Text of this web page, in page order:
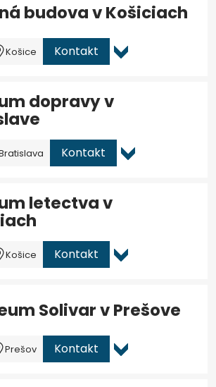
budova v Košiciach
Košice Kontakt
dopravy v
Kontakt
letectva v
Košice Kontakt
Solivar v Prešove
Prešov Kontakt